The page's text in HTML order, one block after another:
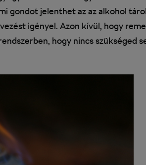
gondot jelenthet az az alkohol
igényel. Azon kívül, hogy
hogy nincs szükséged